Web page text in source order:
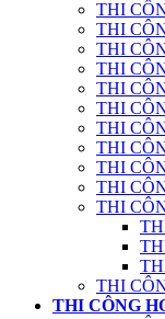
THI
THI
THI
THI
THI
THI
THI
THI
THI
THI
THI
THI
THI CÔNG